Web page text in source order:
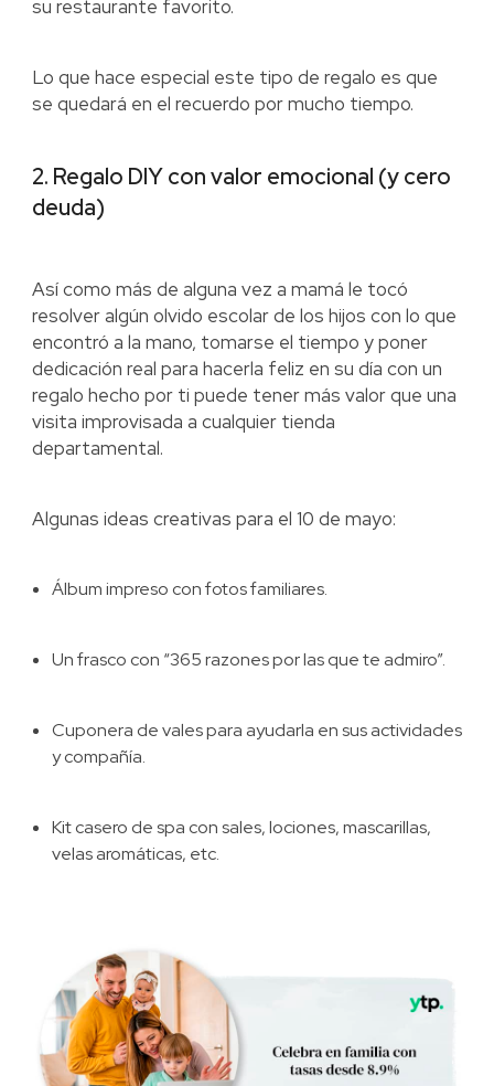
su restaurante favorito.
Lo que hace especial este tipo de regalo es que
se quedará en el recuerdo por mucho tiempo.
2. Regalo DIY con valor emocional (y cero
deuda)
Así como más de alguna vez a mamá le tocó
resolver algún olvido escolar de los hijos con lo que
encontró a la mano, tomarse el tiempo y poner
dedicación real para hacerla feliz en su día con un
regalo hecho por ti puede tener más valor que una
visita improvisada a cualquier tienda
departamental.
Algunas ideas creativas para el 10 de mayo:
Álbum impreso con fotos familiares.
Un frasco con “365 razones por las que te admiro”.
Cuponera de vales para ayudarla en sus actividades
y compañía.
Kit casero de spa con sales, lociones, mascarillas,
velas aromáticas, etc.